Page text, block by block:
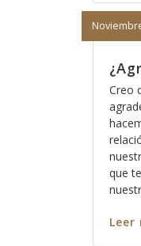
Creo
que
Leer